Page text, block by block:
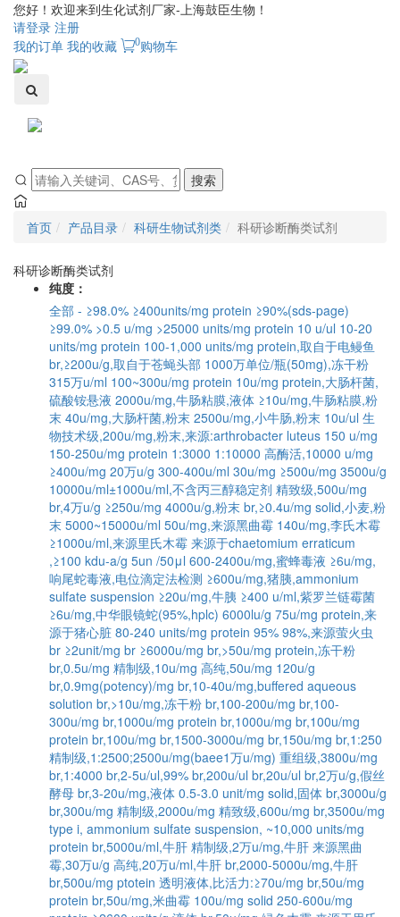
您好！欢迎来到生化试剂厂家-上海鼓臣生物！
请登录 注册
我的订单 我的收藏 0购物车
搜索
首页 产品目录 科研生物试剂类 科研诊断酶类试剂
科研诊断酶类试剂
纯度：
全部 - ≥98.0% ≥400units/mg protein ≥90%(sds-page)
≥99.0% >0.5 u/mg >25000 units/mg protein 10 u/ul 10-20
units/mg protein 100-1,000 units/mg protein,取自于电鳗鱼
br,≥200u/g,取自于苍蝇头部 1000万单位/瓶(50mg),冻干粉
315万u/ml 100~300u/mg protein 10u/mg protein,大肠杆菌,
硫酸铵悬液 2000u/mg,牛肠粘膜,液体 ≥10u/mg,牛肠粘膜,粉
末 40u/mg,大肠杆菌,粉末 2500u/mg,小牛肠,粉末 10u/ul 生
物技术级,200u/mg,粉末,来源:arthrobacter luteus 150 u/mg
150-250u/mg protein 1:3000 1:10000 高酶活,10000 u/mg
≥400u/mg 20万u/g 300-400u/ml 30u/mg ≥500u/mg 3500u/g
10000u/ml±1000u/ml,不含丙三醇稳定剂 精致级,500u/mg
br,4万u/g ≥250u/mg 4000u/g,粉末 br,≥0.4u/mg solid,小麦,粉
末 5000~15000u/ml 50u/mg,来源黑曲霉 140u/mg,李氏木霉
≥1000u/ml,来源里氏木霉 来源于chaetomium erraticum
,≥100 kdu-a/g 5un /50μl 600-2400u/mg,蜜蜂毒液 ≥6u/mg,
响尾蛇毒液,电位滴定法检测 ≥600u/mg,猪胰,ammonium
sulfate suspension ≥20u/mg,牛胰 ≥400 u/ml,紫罗兰链霉菌
≥6u/mg,中华眼镜蛇(95%,hplc) 6000lu/g 75u/mg protein,来
源于猪心脏 80-240 units/mg protein 95% 98%,来源萤火虫
br ≥2unit/mg br ≥6000u/mg br,>50u/mg protein,冻干粉
br,0.5u/mg 精制级,10u/mg 高纯,50u/mg 120u/g
br,0.9mg(potency)/mg br,10-40u/mg,buffered aqueous
solution br,>10u/mg,冻干粉 br,100-200u/mg br,100-
300u/mg br,1000u/mg protein br,1000u/mg br,100u/mg
protein br,100u/mg br,1500-3000u/mg br,150u/mg br,1:250
精制级,1:2500;2500u/mg(baee1万u/mg) 重组级,3800u/mg
br,1:4000 br,2-5u/ul,99% br,200u/ul br,20u/ul br,2万u/g,假丝
酵母 br,3-20u/mg,液体 0.5-3.0 unit/mg solid,固体 br,3000u/g
br,300u/mg 精制级,2000u/mg 精致级,600u/mg br,3500u/mg
type i, ammonium sulfate suspension, ~10,000 units/mg
protein br,5000u/ml,牛肝 精制级,2万u/mg,牛肝 来源黑曲
霉,30万u/g 高纯,20万u/ml,牛肝 br,2000-5000u/mg,牛肝
br,500u/mg ptotein 透明液体,比活力:≥70u/mg br,50u/mg
protein br,50u/mg,米曲霉 100u/mg solid 250-600u/mg